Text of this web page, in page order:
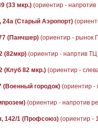
(33 мкр.) (ориентир - напротив
24а (Старый Аэропорт)
(Панчшер) (ориентир - рынок
(82мкр) (ориентир - напртив ТЦ
(Клуб 82 мкр.) (ориентир -
(Военный городок) (ориентир -
(ориентир - напротив
142/1 (Профсоюз) (ориентир -